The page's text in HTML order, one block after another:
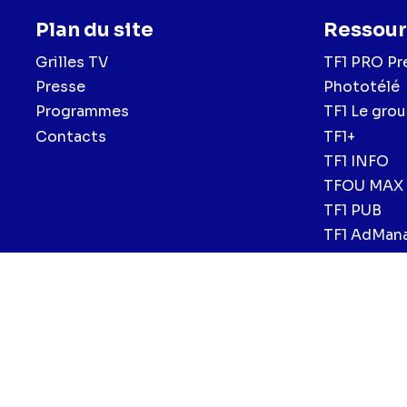
Plan du site
Grilles TV
Presse
Programmes
Contacts
TF1 PRO
Phototélé
TF1 Le
TF1+
TF1 INFO
TFOU MAX
TF1 PUB
TF1